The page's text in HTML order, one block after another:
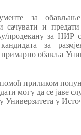
за обављање
сачувати и
продекану за НИР
за
примарно обавља
помоћ приликом
могу да се јаве
Универзитета у